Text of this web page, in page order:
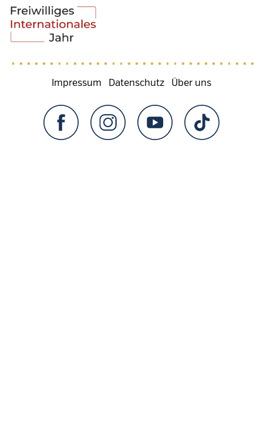
Fußzeilenmenü
Impressum Datenschutz Über uns